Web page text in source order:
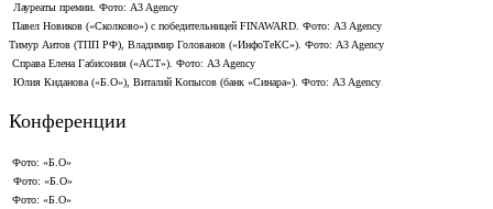
Лауреаты премии. Фото: A3 Agency
Павел Новиков («Сколково») с победительницей FINAWARD. Фото: A3 Agency
Тимур Аитов (ТПП РФ), Владимир Голованов («ИнфоТеКС»). Фото: A3 Agency
Справа Елена Габисония («АСТ»). Фото: A3 Agency
Юлия Киданова («Б.О»), Виталий Копысов (банк «Синара»). Фото: A3 Agency
Конференции
Фото: «Б.О»
Фото: «Б.О»
Фото: «Б.О»